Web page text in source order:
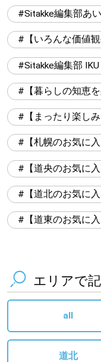
Sitakke編集部あい
【いろんな価値
Sitakke編集部 IKU
【暮らしの知恵
【まったり楽しみ
【札幌のお気に
【道央のお気に
【道北のお気に
【道東のお気に
エリアで
all
道北